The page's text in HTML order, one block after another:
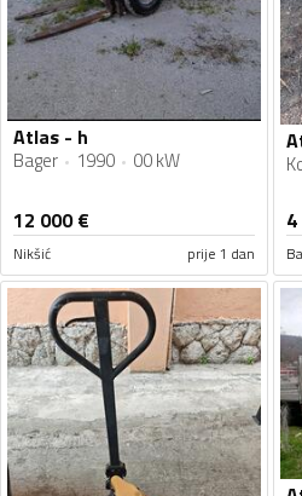
Atlas - h
Bager 1990 00 kW
12 000€
Nikšić prije 1 dan